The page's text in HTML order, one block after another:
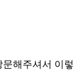
해주셔서 이렇